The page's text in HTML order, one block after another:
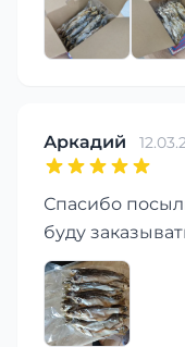
Аркадий
Спасибо
буду